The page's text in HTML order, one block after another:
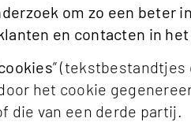
om zo een
en contacten in
”
het cookie
die van een derde partij.